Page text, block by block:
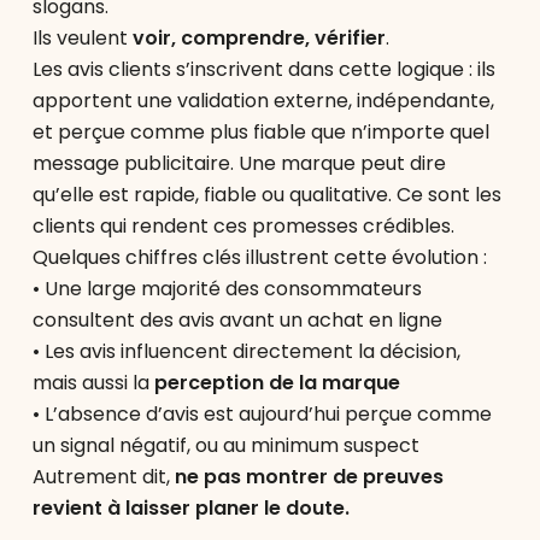
slogans.
Ils veulent voir, comprendre, vérifier.
Les avis clients s’inscrivent dans cette logique : ils
apportent une validation externe, indépendante,
et perçue comme plus fiable que n’importe quel
message publicitaire. Une marque peut dire
qu’elle est rapide, fiable ou qualitative. Ce sont les
clients qui rendent ces promesses crédibles.
Quelques chiffres clés illustrent cette évolution :
• Une large majorité des consommateurs
consultent des avis avant un achat en ligne
• Les avis influencent directement la décision,
mais aussi la perception de la marque
• L’absence d’avis est aujourd’hui perçue comme
un signal négatif, ou au minimum suspect
Autrement dit,ne pas montrer de preuves
revient à laisser planer le doute.